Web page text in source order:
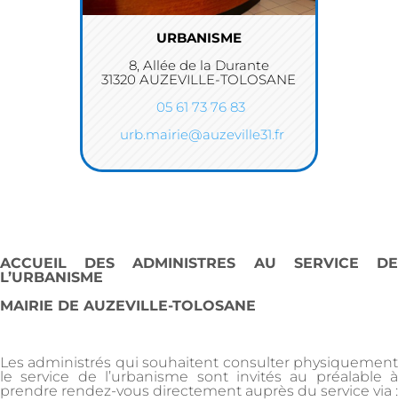
URBANISME
8, Allée de la Durante
31320 AUZEVILLE-TOLOSANE
05 61 73 76 83
urb.mairie@auzeville31.fr
ACCUEIL DES ADMINISTRES AU SERVICE DE
L’URBANISME
MAIRIE DE AUZEVILLE-TOLOSANE
Les administrés qui souhaitent consulter physiquement
le service de l’urbanisme sont invités au préalable à
prendre rendez-vous directement auprès du service via :